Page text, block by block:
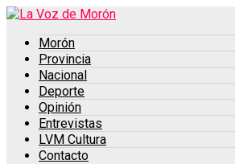
Morón
Provincia
Nacional
Deporte
Opinión
Entrevistas
LVM Cultura
Contacto